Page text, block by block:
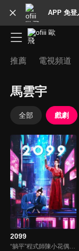
APP 免登
推薦 電視頻道
馬雲宇
全部 戲劇
2099
“躺平”程式師陳小花偶然進入“虛擬人生”計畫中面臨覆國之災的陳國，卻仍難改本性，逃避現實，沉迷於吃喝玩樂做個“廢柴國王”，直到貴妃貳零久久無意間啟動程式，恢復AI性能，身負“重任”的貳零久久對陳小花展開“地獄”訓練，兩人攜手對付“奸臣”抵禦入侵，改寫人生命運的故事。